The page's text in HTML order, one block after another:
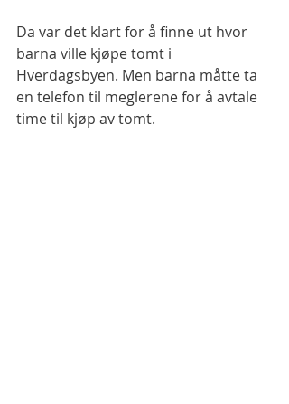
Da var det klart for å finne ut hvor
barna ville kjøpe tomt i
Hverdagsbyen. Men barna måtte ta
en telefon til meglerene for å avtale
time til kjøp av tomt.